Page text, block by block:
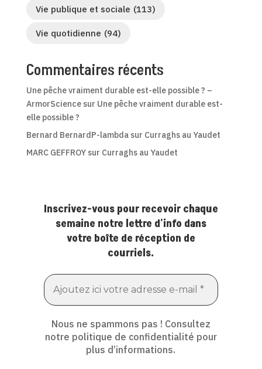
Vie publique et sociale (113)
Vie quotidienne (94)
Commentaires récents
Une pêche vraiment durable est-elle possible ? –
ArmorSciencesur Une pêche vraiment durable est-
elle possible ?
Bernard BernardP-lambdasur Curraghs au Yaudet
MARC GEFFROYsur Curraghs au Yaudet
Inscrivez-vous pour recevoir chaque
semaine notre lettre d'info dans
votre boîte de réception de
courriels.
Nous ne spammons pas ! Consultez
notre politique de confidentialité pour
plus d’informations.